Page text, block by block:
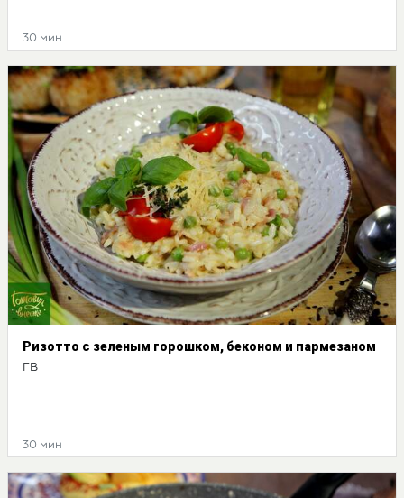
30 мин
Ризотто с зеленым горошком, беконом и пармезаном
ГВ
30 мин